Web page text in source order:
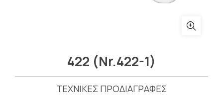
422 (Nr.422-1)
ΤΕΧΝΙΚΕΣ ΠΡΟΔΙΑΓΡΑΦΕΣ